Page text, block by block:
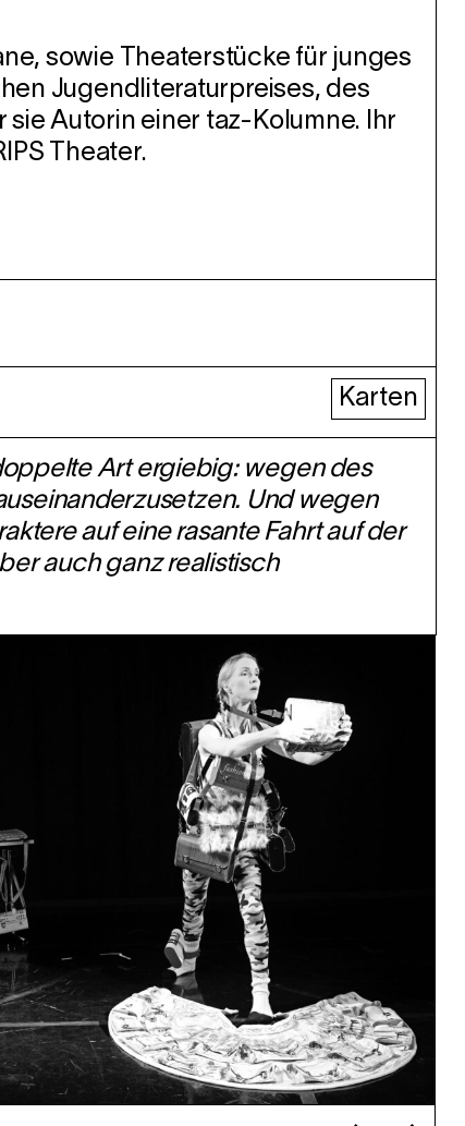
sowie Theaterstücke für junges
Jugendliteraturpreises, des
Autorin einer taz-Kolumne. Ihr
Theater.
Karten
Art ergiebig: wegen des
Und wegen
auf eine rasante Fahrt auf der
auch ganz realistisch